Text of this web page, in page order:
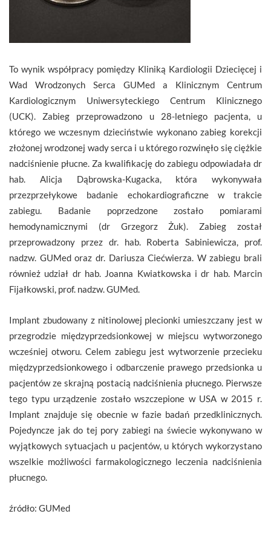
To wynik współpracy pomiędzy Kliniką Kardiologii Dziecięcej i
Wad Wrodzonych Serca GUMed a Klinicznym Centrum
Kardiologicznym Uniwersyteckiego Centrum Klinicznego
(UCK). Zabieg przeprowadzono u 28-letniego pacjenta, u
którego we wczesnym dzieciństwie wykonano zabieg korekcji
złożonej wrodzonej wady serca i u którego rozwinęło się ciężkie
nadciśnienie płucne. Za kwalifikację do zabiegu odpowiadała dr
hab. Alicja Dąbrowska-Kugacka, która wykonywała
przezprzełykowe badanie echokardiograficzne w trakcie
zabiegu. Badanie poprzedzone zostało pomiarami
hemodynamicznymi (dr Grzegorz Żuk). Zabieg został
przeprowadzony przez dr. hab. Roberta Sabiniewicza, prof.
nadzw. GUMed oraz dr. Dariusza Ciećwierza. W zabiegu brali
również udział dr hab. Joanna Kwiatkowska i dr hab. Marcin
Fijałkowski, prof. nadzw. GUMed.
Implant zbudowany z nitinolowej plecionki umieszczany jest w
przegrodzie międzyprzedsionkowej w miejscu wytworzonego
wcześniej otworu. Celem zabiegu jest wytworzenie przecieku
międzyprzedsionkowego i odbarczenie prawego przedsionka u
pacjentów ze skrajną postacią nadciśnienia płucnego. Pierwsze
tego typu urządzenie zostało wszczepione w USA w 2015 r.
Implant znajduje się obecnie w fazie badań przedklinicznych.
Pojedyncze jak do tej pory zabiegi na świecie wykonywano w
wyjątkowych sytuacjach u pacjentów, u których wykorzystano
wszelkie możliwości farmakologicznego leczenia nadciśnienia
płucnego.
źródło: GUMed